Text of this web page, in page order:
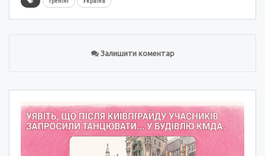
Залишити коментар